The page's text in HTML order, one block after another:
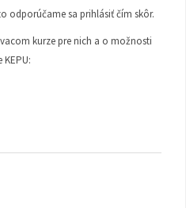
odporúčame sa prihlásiť čím skôr.
kurze pre nich a o možnosti